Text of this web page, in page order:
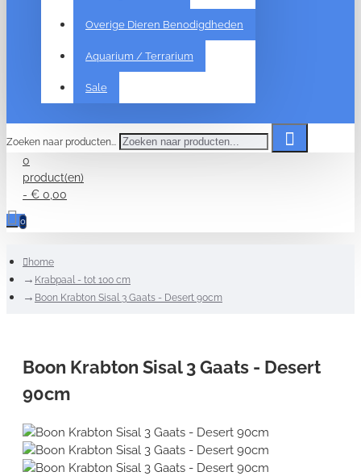
Overige Dieren Benodigdheden
Aquarium / Terrarium
Sale
Zoeken naar producten...
0
product(en)
- € 0,00
0
home
Krabpaal - tot 100 cm
Boon Krabton Sisal 3 Gaats - Desert 90cm
Boon Krabton Sisal 3 Gaats - Desert
90cm